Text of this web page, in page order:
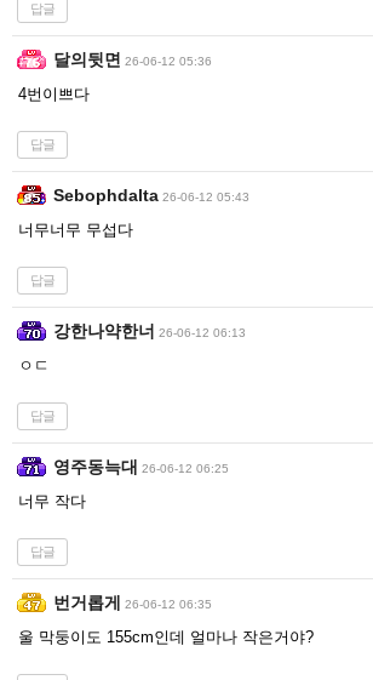
답글
달의뒷면 26-06-12 05:36
4번이쁘다
답글
Sebophdalta 26-06-12 05:43
너무너무 무섭다
답글
강한나약한너 26-06-12 06:13
ㅇㄷ
답글
영주동늑대 26-06-12 06:25
너무 작다
답글
번거롭게 26-06-12 06:35
울 막둥이도 155cm인데 얼마나 작은거야?